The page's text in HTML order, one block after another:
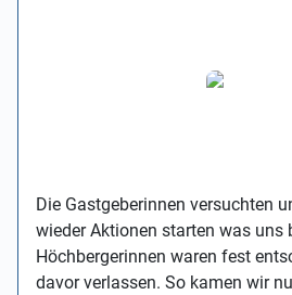
Die Gastgeberinnen versuchten
wieder Aktionen starten was uns
Höchbergerinnen waren fest
davor verlassen. So kamen wir